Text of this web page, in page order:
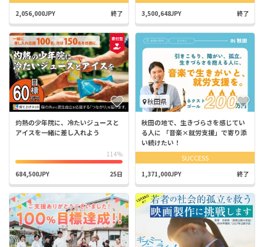
2,056,000JPY 終了 3,500,648JPY 終了
灼熱の少年院に、冷たいジュースと
アイスを一緒に差し入れよう
114%
684,500JPY 25日
秋田県
秋田の地で、生きづらさを感じてい
る人に 「音楽×就労支援」で寄り添
い続けたい！
SUCCESS
1,371,000JPY 終了